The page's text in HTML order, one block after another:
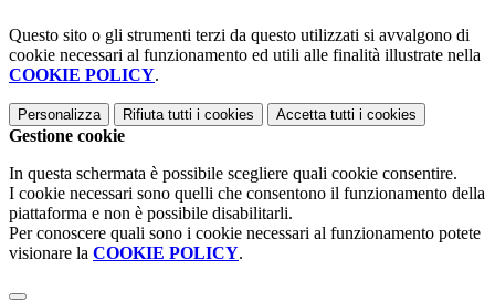
Questo sito o gli strumenti terzi da questo utilizzati si avvalgono di
cookie necessari al funzionamento ed utili alle finalità illustrate nella
COOKIE POLICY.
Personalizza Rifiuta tutti i cookies Accetta tutti i cookies
Gestione cookie
In questa schermata è possibile scegliere quali cookie consentire.
I cookie necessari sono quelli che consentono il funzionamento della
piattaforma e non è possibile disabilitarli.
Per conoscere quali sono i cookie necessari al funzionamento potete
visionare la COOKIE POLICY.